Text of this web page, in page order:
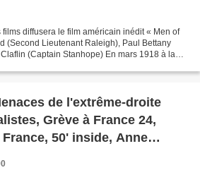
diffusera le film américain inédit « Men of
(Second Lieutenant Raleigh), Paul Bettany
(Captain Stanhope) En mars 1918 à la
de l'extrême-droite
Grève à France 24,
50' inside, Anne